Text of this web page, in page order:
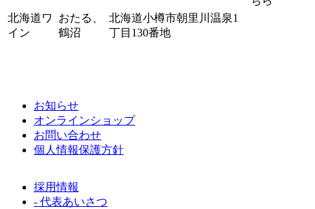
北海道ワ
イン
おたる、
鶴沼
北海道小樽市朝里川温泉1
丁目130番地
お知らせ
オンラインショップ
お問い合わせ
個人情報保護方針
採用情報
- 代表あいさつ